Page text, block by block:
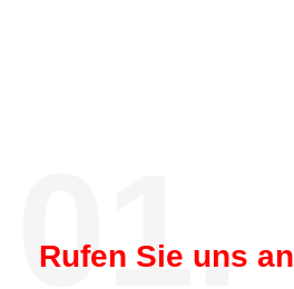
01.
Rufen Sie uns an